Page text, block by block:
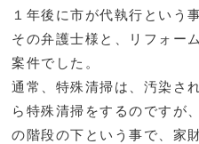
１年後に市が代執行という
その弁護士様と、リフォー
案件でした。
通常、特殊清掃は、汚染さ
ら特殊清掃をするのですが
の階段の下という事で、家